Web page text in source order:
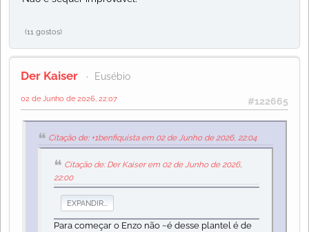
(11 gostos)
Der Kaiser Eusébio
#122665
02 de Junho de 2026, 22:07
Citação de: +1benfiquista em 02 de Junho de 2026, 22:04
Citação de: Der Kaiser em 02 de Junho de 2026,
22:00
EXPANDIR...
Para começar o Enzo não ~é desse plantel é de